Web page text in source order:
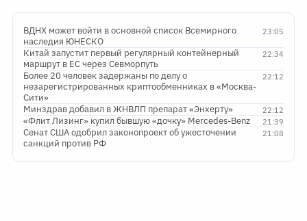
23:05
ВДНХ может войти в основной список Всемирного
наследия ЮНЕСКО
22:34
Китай запустит первый регулярный контейнерный
маршрут в ЕС через Севморпуть
22:12
Более 20 человек задержаны по делу о
незарегистрированных криптообменниках в «Москва-
Сити»
22:12
Минздрав добавил в ЖНВЛП препарат «Энхерту»
21:39
«Флит Лизинг» купил бывшую «дочку» Mercedes-Benz
21:08
Сенат США одобрил законопроект об ужесточении
санкций против РФ